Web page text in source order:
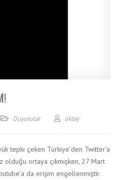
Duyurular oktay
tepki çeken Türkiye’den Twitter’a
ortaya çıkmışken, 27 Mart
da erişim engellenmiştir.